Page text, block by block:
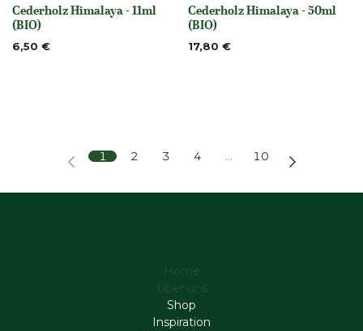
None
Cederholz Himalaya - 11ml
(BIO)
6,50 €
None
Cederholz Himalaya - 50ml
(BIO)
17,80 €
1 2 3 4 … 10
Home
Über uns
Shop
Inspiration